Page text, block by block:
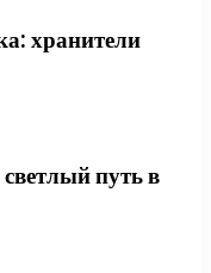
хранители
путь в